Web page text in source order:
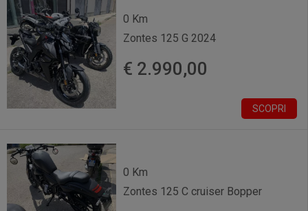
0 Km
Zontes 125 G 2024
€ 2.990,00
SCOPRI
0 Km
Zontes 125 C cruiser Bopper